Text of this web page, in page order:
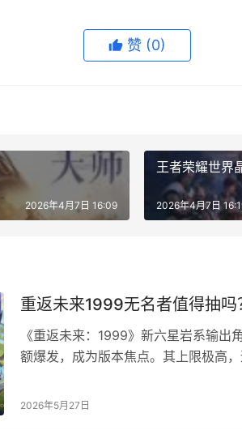
赞 (0)
2026年4月7日 16:09
王者荣耀世界
2026年4月7日
重返未来1999无名者值得抽吗
《重返未来：1999》新六星岩系输出
额爆发，成为版本焦点。其上限极高
抽取参考分析。 重返未来1999无名者
2026年5月27日